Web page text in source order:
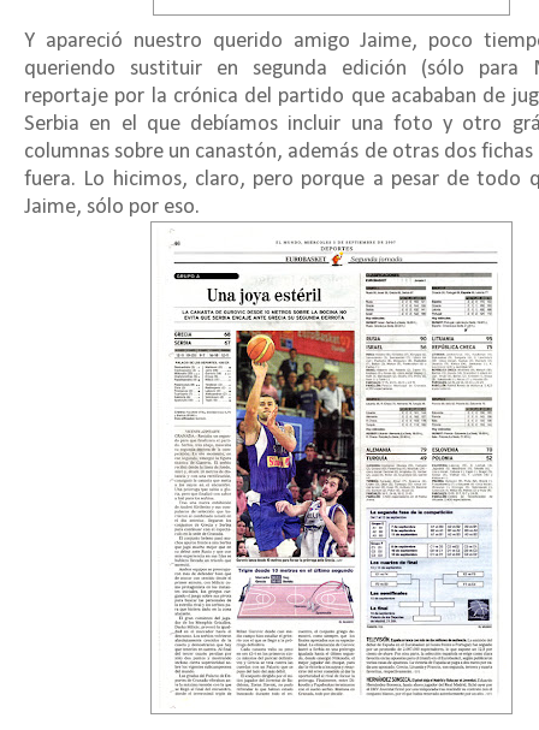
Y apareció nuestro querido amigo Jaime, poco
queriendo sustituir en segunda edición (sólo para
reportaje por la crónica del partido que acababan de
Serbia en el que debíamos incluir una foto y otro
columnas sobre un canastón, además de otras dos
fuera. Lo hicimos, claro, pero porque a pesar de todo
Jaime, sólo por eso.